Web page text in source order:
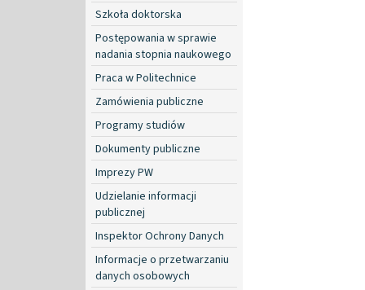
Szkoła doktorska
Postępowania w sprawie
nadania stopnia naukowego
Praca w Politechnice
Zamówienia publiczne
Programy studiów
Dokumenty publiczne
Imprezy PW
Udzielanie informacji
publicznej
Inspektor Ochrony Danych
Informacje o przetwarzaniu
danych osobowych